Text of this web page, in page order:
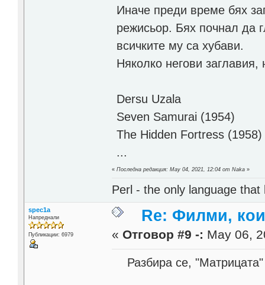
Иначе преди време бях
режисьор. Бях почнал да
всичките му са хубави.
Няколко негови
Dersu Uzala
Seven Samurai (1954)
The Hidden Fortress (1958)
...
«Последна редакция: May 04, 2021, 12:04 от Naka »
Perl - the only language
spec1a
Напреднали
Публикации: 6979
Re: Филми,
« Отговор #9 -: May 06,
Разбира се,